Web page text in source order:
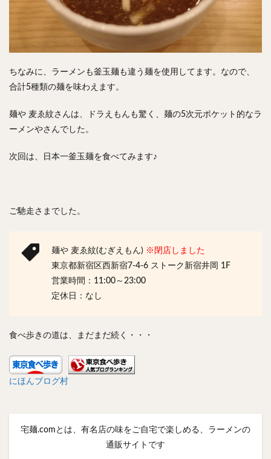
ちなみに、ラーメンも釜玉麺も違う麺を使用してます。なので、
合計5種類の麺を味わえます。
麺や 麦ゑ紋さんは、ドラえもんも驚く、麺の5次元ポケット的なラ
ーメンやさんでした。
次回は、日本一釜玉麺を食べてみます♪
ご馳走さまでした。
麺や 麦ゑ紋(むぎえもん) ※閉店しました
東京都新宿区西新宿7-4-6 ストーク新宿井岡 1F
営業時間：11:00～23:00
定休日：なし
食べ歩きの道は、まだまだ続く・・・
にほんブログ村
宅麺.comとは、有名店の味をご自宅で楽しめる、ラーメンの
通販サイトです